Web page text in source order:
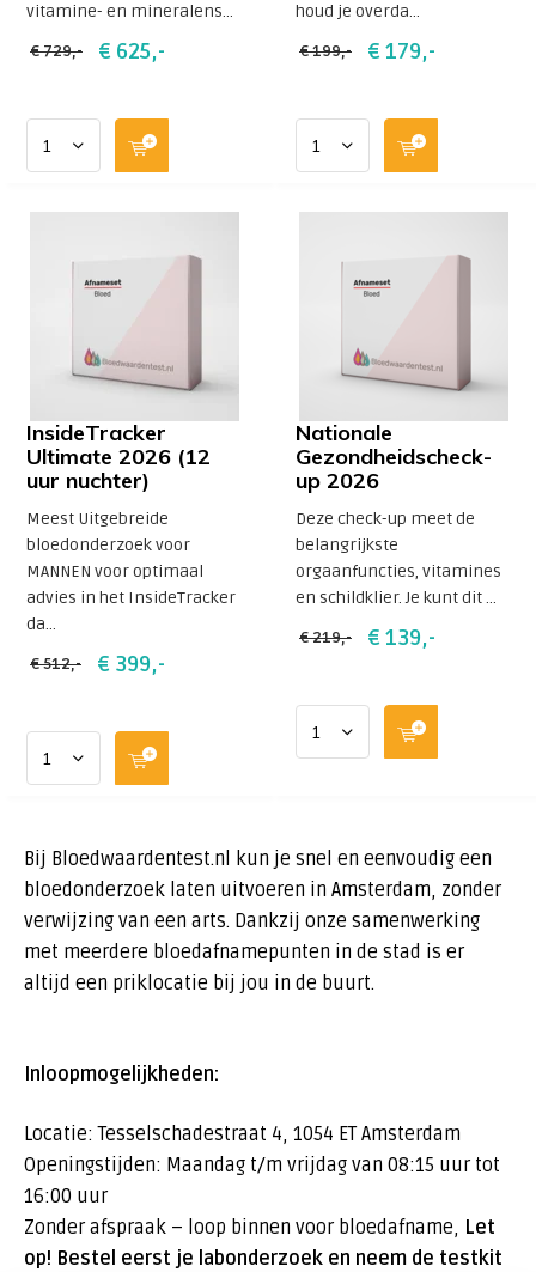
vitamine- en mineralens...
€ 729,- € 625,-
houd je overda...
€ 199,- € 179,-
InsideTracker
Ultimate 2026 (12
uur nuchter)
Meest Uitgebreide
bloedonderzoek voor
MANNEN voor optimaal
advies in het InsideTracker
da...
€ 512,- € 399,-
Nationale
Gezondheidscheck-
up 2026
Deze check-up meet de
belangrijkste
orgaanfuncties, vitamines
en schildklier. Je kunt dit ...
€ 219,- € 139,-
Bij Bloedwaardentest.nl kun je snel en eenvoudig een
bloedonderzoek laten uitvoeren in Amsterdam, zonder
verwijzing van een arts. Dankzij onze samenwerking
met meerdere bloedafnamepunten in de stad is er
altijd een priklocatie bij jou in de buurt.
Inloopmogelijkheden:
Locatie: Tesselschadestraat 4, 1054 ET Amsterdam
Openingstijden: Maandag t/m vrijdag van 08:15 uur tot
16:00 uur
Zonder afspraak – loop binnen voor bloedafname, Let
op! Bestel eerst je labonderzoek en neem de testkit